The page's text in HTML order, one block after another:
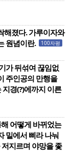
해졌다. 가루이자와
원념이란.
100자평
가 뒤섞여 끊임없
주인공의 만행을
경(?)에까지 이른
어떻게 바뀌었는
밑에서 삐라 나눠
지르며 야망을 좇